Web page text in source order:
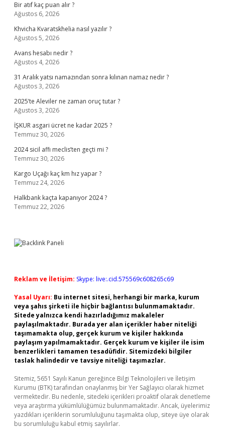
Bir atıf kaç puan alır ?
Ağustos 6, 2026
Khvicha Kvaratskhelia nasıl yazılır ?
Ağustos 5, 2026
Avans hesabı nedir ?
Ağustos 4, 2026
31 Aralık yatsı namazından sonra kılınan namaz nedir ?
Ağustos 3, 2026
2025’te Aleviler ne zaman oruç tutar ?
Ağustos 3, 2026
İŞKUR asgari ücret ne kadar 2025 ?
Temmuz 30, 2026
2024 sicil affı meclis’ten geçti mi ?
Temmuz 30, 2026
Kargo Uçağı kaç km hız yapar ?
Temmuz 24, 2026
Halkbank kaçta kapanıyor 2024 ?
Temmuz 22, 2026
Reklam ve İletişim: Skype: live:.cid.575569c608265c69
Yasal Uyarı: Bu internet sitesi, herhangi bir marka, kurum
veya şahıs şirketi ile hiçbir bağlantısı bulunmamaktadır.
Sitede yalnızca kendi hazırladığımız makaleler
paylaşılmaktadır. Burada yer alan içerikler haber niteliği
taşımamakta olup, gerçek kurum ve kişiler hakkında
paylaşım yapılmamaktadır. Gerçek kurum ve kişiler ile isim
benzerlikleri tamamen tesadüfidir. Sitemizdeki bilgiler
taslak halindedir ve tavsiye niteliği taşımazlar.
Sitemiz, 5651 Sayılı Kanun gereğince Bilgi Teknolojileri ve İletişim
Kurumu (BTK) tarafından onaylanmış bir Yer Sağlayıcı olarak hizmet
vermektedir. Bu nedenle, sitedeki içerikleri proaktif olarak denetleme
veya araştırma yükümlülüğümüz bulunmamaktadır. Ancak, üyelerimiz
yazdıkları içeriklerin sorumluluğunu taşımakta olup, siteye üye olarak
bu sorumluluğu kabul etmiş sayılırlar.